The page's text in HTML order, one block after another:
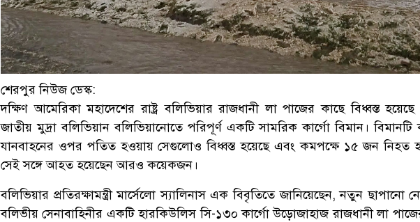
শেরপুর নিউজ ডেস্ক:
দক্ষিণ আমেরিকা মহাদেশের রাষ্ট্র বলিভিয়ার রাজধানী লা পাজের কাছে বিধ্বস্ত হয়েছে
জাতীয় মুদ্রা বলিভিয়ান বলিভিয়ানোতে পরিপূর্ণ একটি সামরিক কার্গো বিমান। বিমানটি
যানবাহনের ওপর পতিত হওয়ায় সেগুলোও বিধ্বস্ত হয়েছে এবং কমপক্ষে ১৫ জন নিহত
সেই সঙ্গে আহত হয়েছেন আরও কয়েকজন।
বলিভিয়ার প্রতিরক্ষামন্ত্রী মার্সেলো স্যালিনাস এক বিবৃতিতে জানিয়েছেন, নতুন ছাপানো
বলিভীয় সেনাবাহিনীর একটি হারকিউলিস সি-১৩০ কার্গো উড়োজাহাজ রাজধানী লা